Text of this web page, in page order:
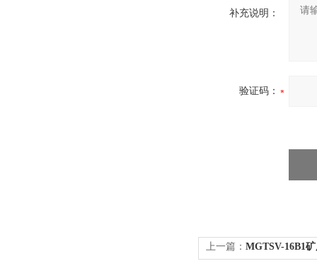
补充说明：
验证码：
上一篇： MGTSV-16B1